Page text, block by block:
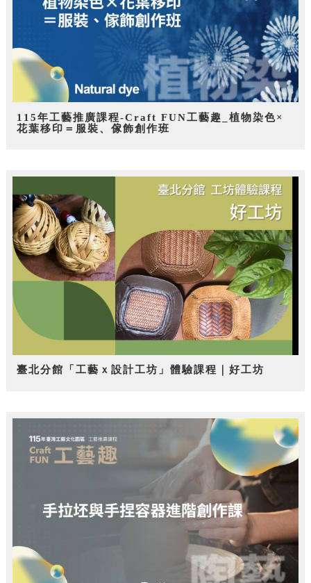
115年工藝推廣課程-Craft FUN工藝趣_植物染色×
花葉移印＝服裝、傢飾創作班
臺北分館「工藝ｘ設計工坊」體驗課程｜好工坊